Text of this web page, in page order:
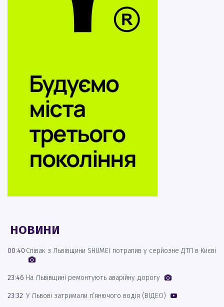
НОВИНИ
00:40 Співак з Львівщини SHUMEI потрапив у серйозне ДТП в Києві
23:46 На Львівщині ремонтують аварійну дорогу
23:32 У Львові затримали п’янючого водія (ВІДЕО)